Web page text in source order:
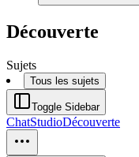
Découverte
Sujets
Tous les sujets
Toggle Sidebar
ChatStudioDécouverte